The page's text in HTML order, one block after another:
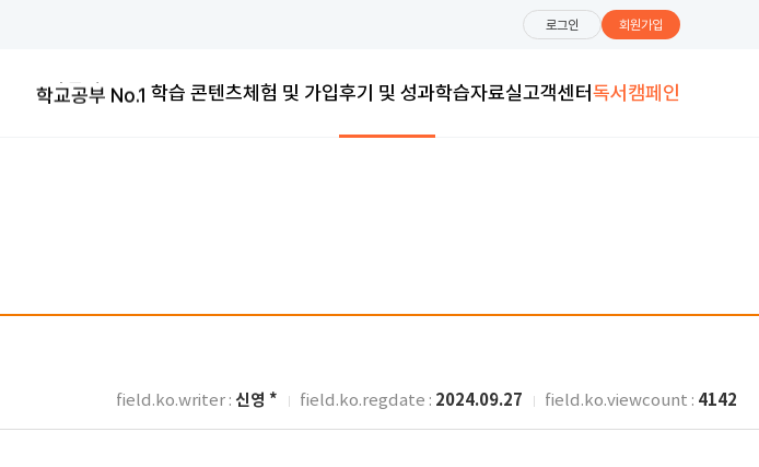
로그인 회원가입
교과연계100%
학교공부 No.1 학습 콘텐츠체험 및 가입후기 및 성과학습자료실고객센터독서캠페인
field.ko.writer : 신영 * field.ko.regdate : 2024.09.27 field.ko.viewcount : 4142